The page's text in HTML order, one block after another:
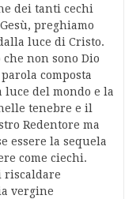
dei tanti cechi
preghiamo
luce di Cristo.
non sono Dio
composta
luce del mondo e la
tenebre e il
Redentore ma
essere la sequela
come ciechi.
riscaldare
vergine